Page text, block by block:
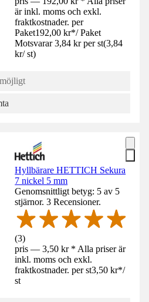
är inkl. moms och exkl.
fraktkostnader. per
Paket192,00 kr*/ Paket
Motsvarar 3,84 kr per st(3,84
kr/ st)
Hyllbärare HETTICH Sekura
7 nickel 5 mm
Genomsnittligt betyg: 5 av 5
stjärnor. 3 Recensioner.
(3)
pris — 3,50 kr * Alla priser är
inkl. moms och exkl.
fraktkostnader. per st3,50 kr*/
st